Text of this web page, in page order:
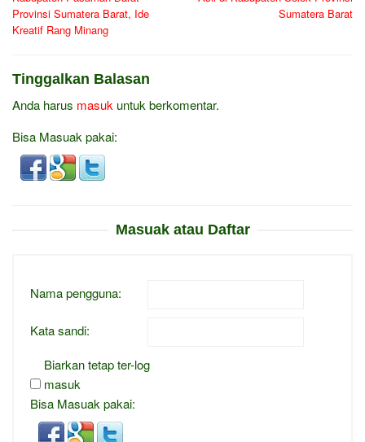
Provinsi Sumatera Barat, Ide
Kreatif Rang Minang
Sumatera Barat
Tinggalkan Balasan
Anda harus masuk untuk berkomentar.
Bisa Masuak pakai:
Masuak atau Daftar
Nama pengguna:
Kata sandi:
Biarkan tetap ter-log
masuk
Bisa Masuak pakai: